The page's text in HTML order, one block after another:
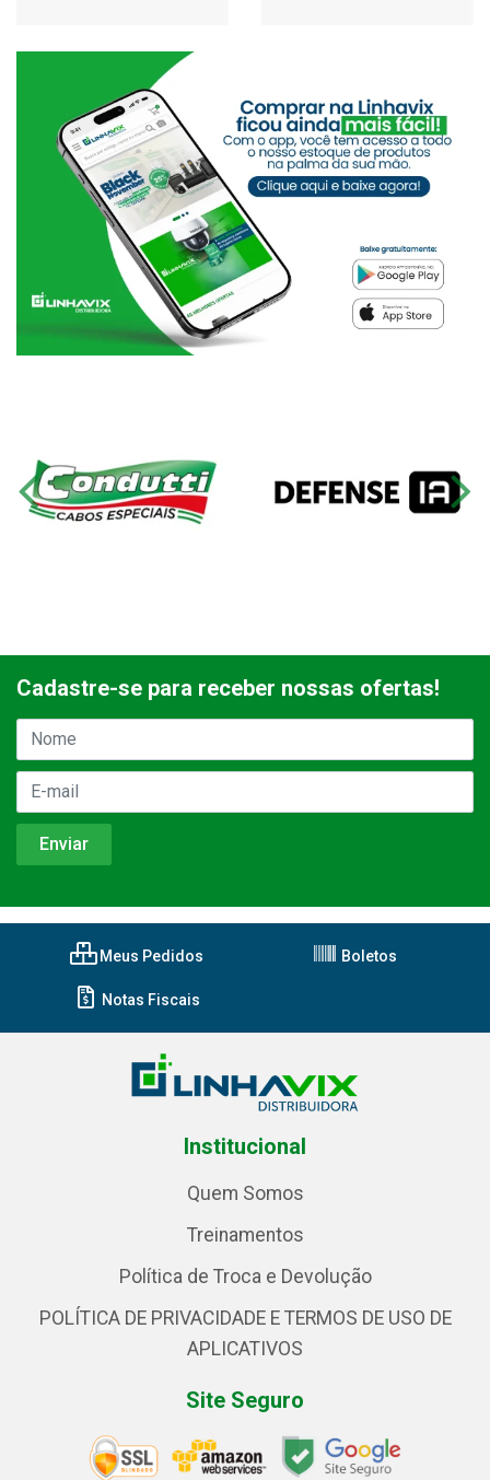
Cadastre-se para receber nossas ofertas!
Meus Pedidos Boletos
Notas Fiscais
Institucional
Quem Somos
Treinamentos
Política de Troca e Devolução
POLÍTICA DE PRIVACIDADE E TERMOS DE USO DE
APLICATIVOS
Site Seguro